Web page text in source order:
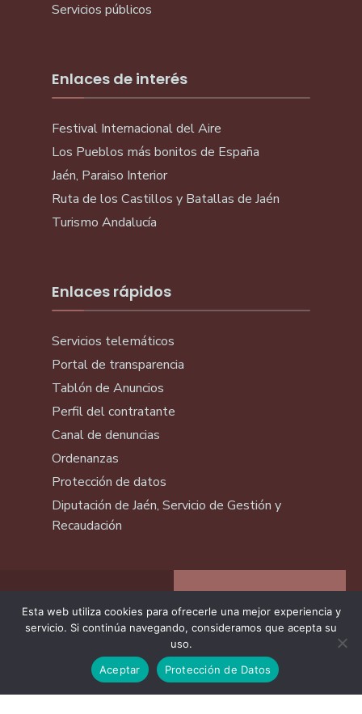
Servicios públicos
Enlaces de interés
Festival Internacional del Aire
Los Pueblos más bonitos de España
Jaén, Paraiso Interior
Ruta de los Castillos y Batallas de Jaén
Turismo Andalucía
Enlaces rápidos
Servicios telemáticos
Portal de transparencia
Tablón de Anuncios
Perfil del contratante
Canal de denuncias
Ordenanzas
Protección de datos
Diputación de Jaén, Servicio de Gestión y
Recaudación
Vive Segura. Conoce Segura. Disfruta
Segura.
Esta web utiliza cookies para ofrecerle una mejor experiencia y
servicio. Si continúa navegando, consideramos que acepta su
uso.
Aceptar
Protección de Datos